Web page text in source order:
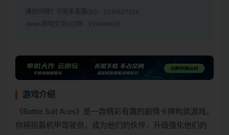
遇到问题？可联系客服QQ：2130127326
steam游戏交流QQ群：926484605
游戏介绍
《Battle Suit Aces》是一款精彩有趣的剧情卡牌构筑游戏。
你将招募机甲驾驶员，成为他们的伙伴，升级强化他们的